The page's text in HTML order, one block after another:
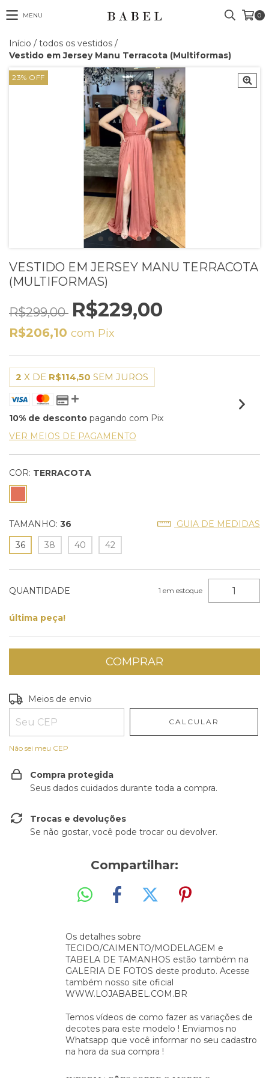
MENU 0
Início / todos os vestidos /
Vestido em Jersey Manu Terracota (Multiformas)
23% OFF
VESTIDO EM JERSEY MANU TERRACOTA
(MULTIFORMAS)
R$299,00 R$229,00
R$206,10 com Pix
2 X DE R$114,50 SEM JUROS
10% de desconto pagando com Pix
VER MEIOS DE PAGAMENTO
COR: TERRACOTA
TAMANHO: 36
GUIA DE MEDIDAS
36
38 40 42
QUANTIDADE 1 em estoque
última peça!
Entregas para o CEP:
Meios de envio
CALCULAR
Não sei meu CEP
Compra protegida
Seus dados cuidados durante toda a compra.
Trocas e devoluções
Se não gostar, você pode trocar ou devolver.
Compartilhar:
Os detalhes sobre
TECIDO/CAIMENTO/MODELAGEM e
TABELA DE TAMANHOS estão também na
GALERIA DE FOTOS deste produto. Acesse
também nosso site oficial
WWW.LOJABABEL.COM.BR
Temos vídeos de como fazer as variações de
decotes para este modelo ! Enviamos no
Whatsapp que você informar no seu cadastro
na hora da sua compra !